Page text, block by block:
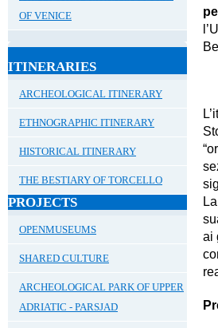
OF VENICE
ITINERARIES
ARCHEOLOGICAL ITINERARY
ETHNOGRAPHIC ITINERARY
HISTORICAL ITINERARY
THE BESTIARY OF TORCELLO
PROJECTS
OPENMUSEUMS
SHARED CULTURE
ARCHEOLOGICAL PARK OF UPPER
ADRIATIC - PARSJAD
ai